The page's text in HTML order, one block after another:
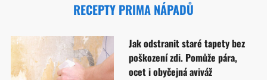
RECEPTY PRIMA NÁPADŮ
Jak odstranit staré tapety bez
poškození zdi. Pomůže pára,
ocet i obyčejná aviváž